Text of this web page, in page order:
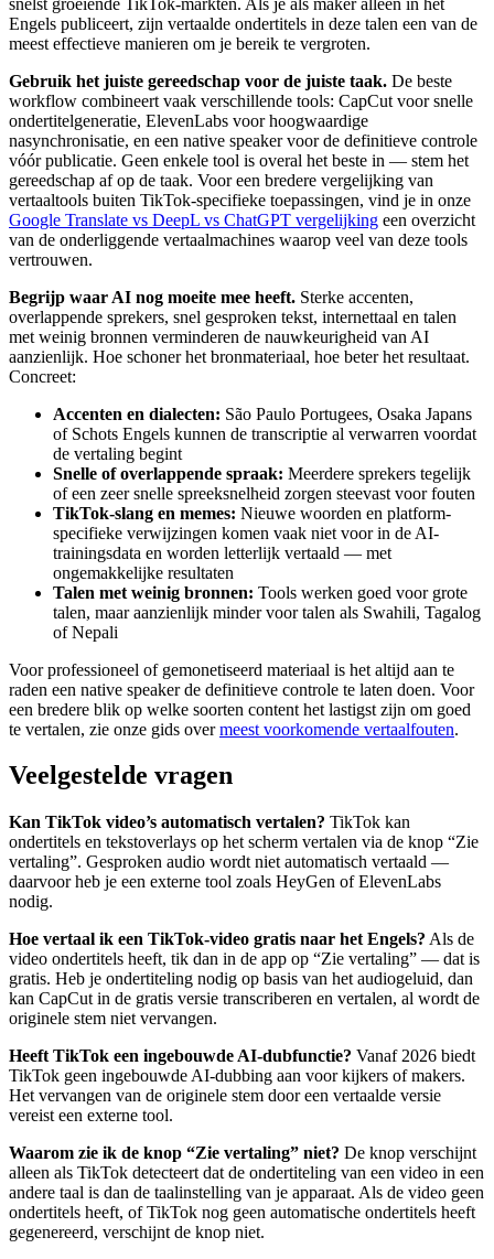
Engels publiceert, zijn vertaalde ondertitels in deze talen een van de
meest effectieve manieren om je bereik te vergroten.
Gebruik het juiste gereedschap voor de juiste taak. De beste
workflow combineert vaak verschillende tools: CapCut voor snelle
ondertitelgeneratie, ElevenLabs voor hoogwaardige
nasynchronisatie, en een native speaker voor de definitieve controle
vóór publicatie. Geen enkele tool is overal het beste in — stem het
gereedschap af op de taak. Voor een bredere vergelijking van
vertaaltools buiten TikTok-specifieke toepassingen, vind je in onze
Google Translate vs DeepL vs ChatGPT vergelijking een overzicht
van de onderliggende vertaalmachines waarop veel van deze tools
vertrouwen.
Begrijp waar AI nog moeite mee heeft. Sterke accenten,
overlappende sprekers, snel gesproken tekst, internettaal en talen
met weinig bronnen verminderen de nauwkeurigheid van AI
aanzienlijk. Hoe schoner het bronmateriaal, hoe beter het resultaat.
Concreet:
Accenten en dialecten: São Paulo Portugees, Osaka Japans
of Schots Engels kunnen de transcriptie al verwarren voordat
de vertaling begint
Snelle of overlappende spraak: Meerdere sprekers tegelijk
of een zeer snelle spreeksnelheid zorgen steevast voor fouten
TikTok-slang en memes: Nieuwe woorden en platform-
specifieke verwijzingen komen vaak niet voor in de AI-
trainingsdata en worden letterlijk vertaald — met
ongemakkelijke resultaten
Talen met weinig bronnen: Tools werken goed voor grote
talen, maar aanzienlijk minder voor talen als Swahili, Tagalog
of Nepali
Voor professioneel of gemonetiseerd materiaal is het altijd aan te
raden een native speaker de definitieve controle te laten doen. Voor
een bredere blik op welke soorten content het lastigst zijn om goed
te vertalen, zie onze gids overmeest voorkomende vertaalfouten.
Veelgestelde vragen
Kan TikTok video’s automatisch vertalen? TikTok kan
ondertitels en tekstoverlays op het scherm vertalen via de knop “Zie
vertaling”. Gesproken audio wordt niet automatisch vertaald —
daarvoor heb je een externe tool zoals HeyGen of ElevenLabs
nodig.
Hoe vertaal ik een TikTok-video gratis naar het Engels? Als de
video ondertitels heeft, tik dan in de app op “Zie vertaling” — dat is
gratis. Heb je ondertiteling nodig op basis van het audiogeluid, dan
kan CapCut in de gratis versie transcriberen en vertalen, al wordt de
originele stem niet vervangen.
Heeft TikTok een ingebouwde AI-dubfunctie? Vanaf 2026 biedt
TikTok geen ingebouwde AI-dubbing aan voor kijkers of makers.
Het vervangen van de originele stem door een vertaalde versie
vereist een externe tool.
Waarom zie ik de knop “Zie vertaling” niet? De knop verschijnt
alleen als TikTok detecteert dat de ondertiteling van een video in een
andere taal is dan de taalinstelling van je apparaat. Als de video geen
ondertitels heeft, of TikTok nog geen automatische ondertitels heeft
gegenereerd, verschijnt de knop niet.